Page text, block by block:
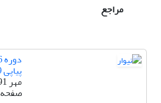
مراجع
پیاپی 79
مهر 1391
صفحه